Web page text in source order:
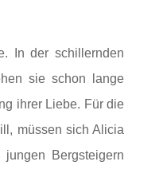
In der schillernden
sie schon lange
ihrer Liebe. Für die
müssen sich Alicia
Bergsteigern